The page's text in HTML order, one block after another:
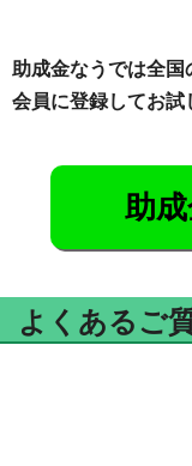
助成金なうでは全国
会員に登録してお試
助
よくあるご